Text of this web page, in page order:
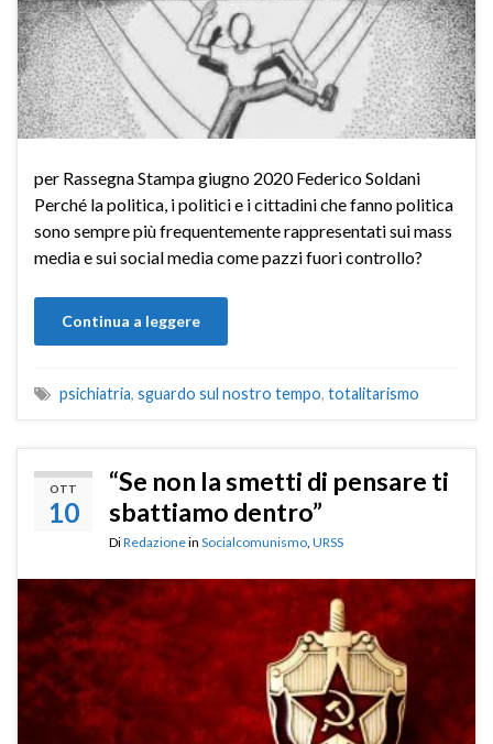
per Rassegna Stampa giugno 2020 Federico Soldani
Perché la politica, i politici e i cittadini che fanno politica
sono sempre più frequentemente rappresentati sui mass
media e sui social media come pazzi fuori controllo?
Continua a leggere
psichiatria, sguardo sul nostro tempo, totalitarismo
OTT
10
“Se non la smetti di pensare ti
sbattiamo dentro”
DiRedazionein Socialcomunismo URSS